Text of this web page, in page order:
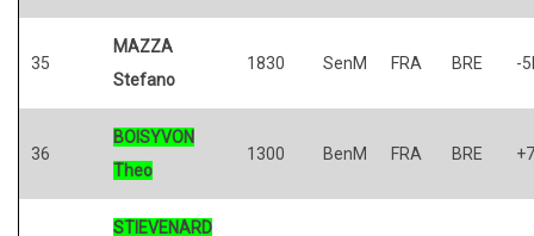
35
MAZZA
Stefano
1830 SenM FRA BRE -
36
BOISYVON
Theo
1300 BenM FRA BRE
STIEVENARD